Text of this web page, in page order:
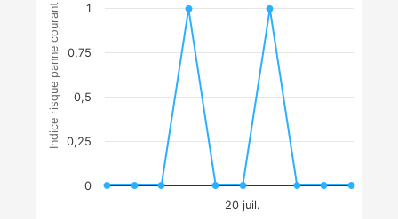
Indice risque panne courant
20 juil.
0
0,25
0,5
0,75
1